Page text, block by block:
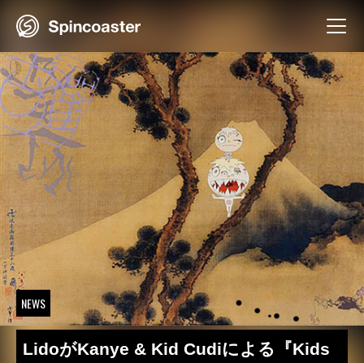
NEWS
LidoがKanye & Kid Cudiによる『Kids